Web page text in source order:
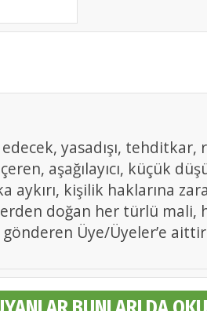
yasadışı, tehditkar,
aşağılayıcı, küçük
aykırı, kişilik haklarına
doğan her türlü mali,
Üye/Üyeler’e